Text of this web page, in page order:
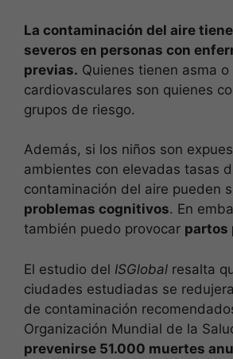
La contaminación del aire
severos en personas con
previas. Quienes tienen asma
cardiovasculares son quienes
grupos de riesgo.
Además, si los niños son
ambientes con elevadas tasas
contaminación del aire pueden
problemas cognitivos. En
también puedo provocar partos
El estudio del ISGlobal resalta
ciudades estudiadas se
de contaminación
Organización Mundial de la
prevenirse 51.000 muertes